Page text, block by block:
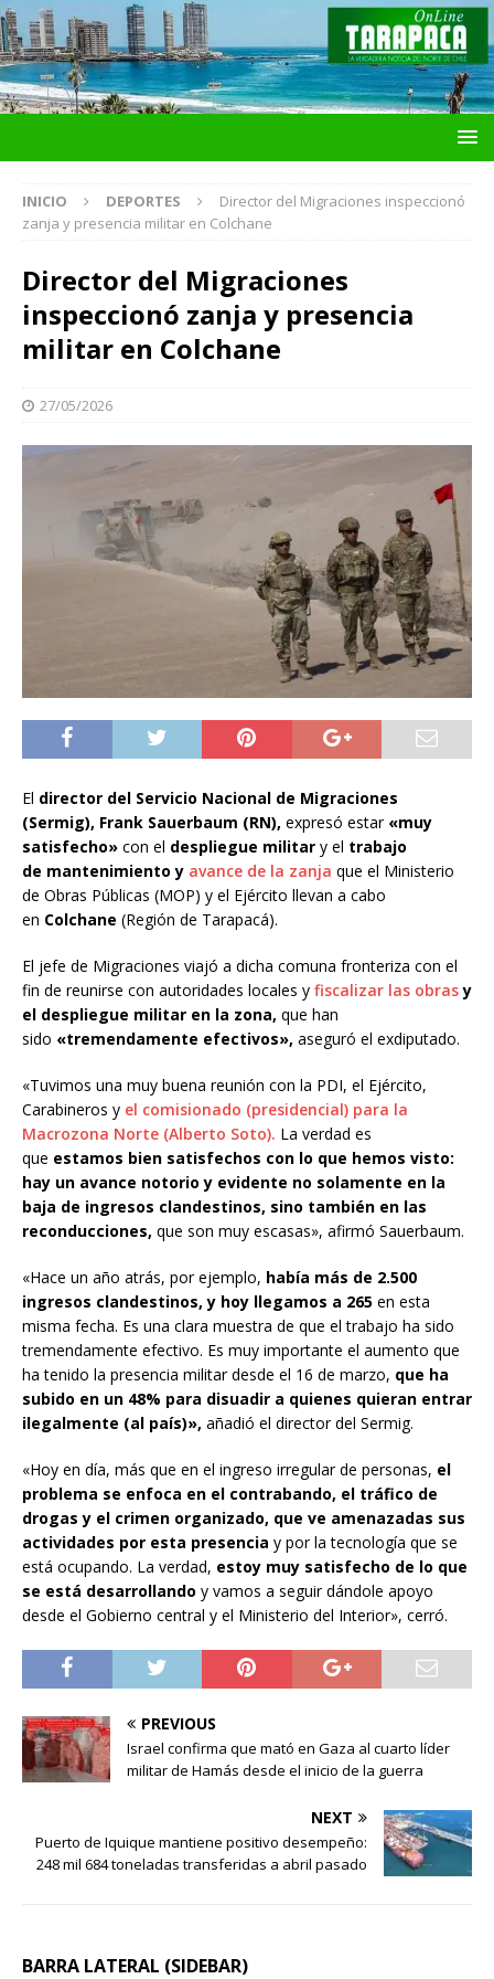
INICIO DEPORTES
Director del Migraciones inspeccionó
zanja y presencia militar en Colchane
Director del Migraciones
inspeccionó zanja y presencia
militar en Colchane
27/05/2026
El director del Servicio Nacional de Migraciones
(Sermig), Frank Sauerbaum (RN), expresó estar «muy
satisfecho» con el despliegue militar y el trabajo
de mantenimiento y avance de la zanja que el Ministerio
de Obras Públicas (MOP) y el Ejército llevan a cabo
en Colchane (Región de Tarapacá).
El jefe de Migraciones viajó a dicha comuna fronteriza con el
fin de reunirse con autoridades locales y fiscalizar las obrasy
el despliegue militar en la zona, que han
sido «tremendamente efectivos», aseguró el exdiputado.
«Tuvimos una muy buena reunión con la PDI, el Ejército,
Carabineros y el comisionado (presidencial) para la
Macrozona Norte (Alberto Soto). La verdad es
que estamos bien satisfechos con lo que hemos visto:
hay un avance notorio y evidente no solamente en la
baja de ingresos clandestinos, sino también en las
reconducciones, que son muy escasas», afirmó Sauerbaum.
«Hace un año atrás, por ejemplo, había más de 2.500
ingresos clandestinos, y hoy llegamos a 265 en esta
misma fecha. Es una clara muestra de que el trabajo ha sido
tremendamente efectivo. Es muy importante el aumento que
ha tenido la presencia militar desde el 16 de marzo, que ha
subido en un 48% para disuadir a quienes quieran entrar
ilegalmente (al país)», añadió el director del Sermig.
«Hoy en día, más que en el ingreso irregular de personas, el
problema se enfoca en el contrabando, el tráfico de
drogas y el crimen organizado, que ve amenazadas sus
actividades por esta presencia y por la tecnología que se
está ocupando. La verdad, estoy muy satisfecho de lo que
se está desarrollando y vamos a seguir dándole apoyo
desde el Gobierno central y el Ministerio del Interior», cerró.
PREVIOUS
Israel confirma que mató en Gaza al cuarto líder
militar de Hamás desde el inicio de la guerra
NEXT
Puerto de Iquique mantiene positivo desempeño:
248 mil 684 toneladas transferidas a abril pasado
BARRA LATERAL (SIDEBAR)